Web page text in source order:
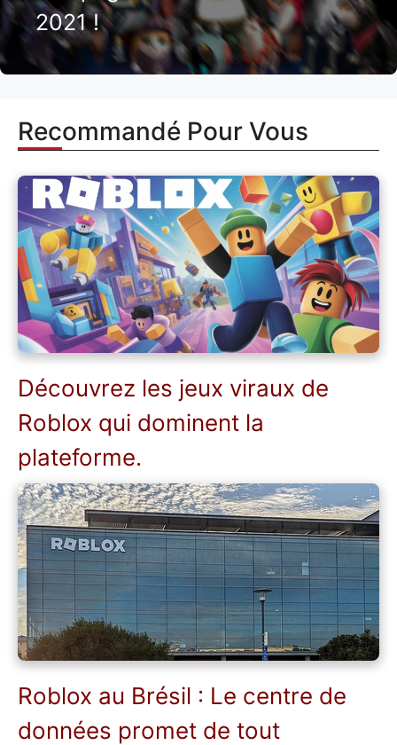
2021 !
Recommandé Pour Vous
Découvrez les jeux viraux de
Roblox qui dominent la
plateforme.
Roblox au Brésil : Le centre de
données promet de tout